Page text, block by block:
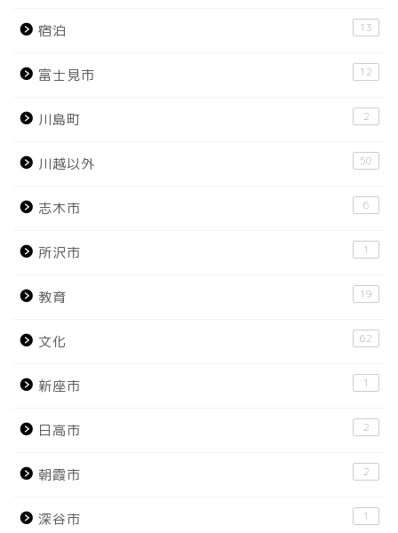
宿泊 13
富士見市 12
川島町 2
川越以外 50
志木市 6
所沢市 1
教育 19
文化 62
新座市 1
日高市 2
朝霞市 2
深谷市 1